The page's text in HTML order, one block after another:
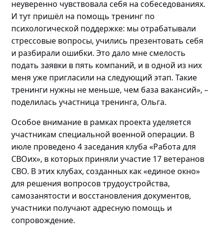
неуверенно чувствовала себя на собеседованиях.
И тут пришёл на помощь тренинг по
психологической поддержке: мы отрабатывали
стрессовые вопросы, учились презентовать себя
и разбирали ошибки. Это дало мне смелость
подать заявки в пять компаний, и водной из них
меня уже пригласили на следующий этап. Такие
тренинги нужны не меньше, чем база вакансий», –
поделилась участница тренинга, Ольга.
Особое внимание в рамках проекта уделяется
участникам специальной военной операции. В
июле проведено 4 заседания клуба «Работа для
СВОих», в которых приняли участие 17 ветеранов
СВО. В этих клубах, созданных как «единое окно»
для решения вопросов трудоустройства,
самозанятости и восстановления документов,
участники получают адресную помощь и
сопровождение.